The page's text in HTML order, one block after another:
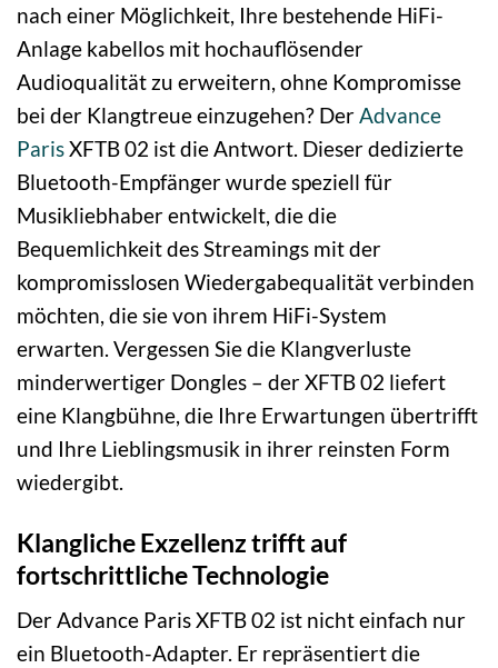
nach einer Möglichkeit, Ihre bestehende HiFi-
Anlage kabellos mit hochauflösender
Audioqualität zu erweitern, ohne Kompromisse
bei der Klangtreue einzugehen? DerAdvance
ParisXFTB 02 ist die Antwort. Dieser dedizierte
Bluetooth-Empfänger wurde speziell für
Musikliebhaber entwickelt, die die
Bequemlichkeit des Streamings mit der
kompromisslosen Wiedergabequalität verbinden
möchten, die sie von ihrem HiFi-System
erwarten. Vergessen Sie die Klangverluste
minderwertiger Dongles – der XFTB 02 liefert
eine Klangbühne, die Ihre Erwartungen übertrifft
und Ihre Lieblingsmusik in ihrer reinsten Form
wiedergibt.
Klangliche Exzellenz trifft auf
fortschrittliche Technologie
Der Advance Paris XFTB 02 ist nicht einfach nur
ein Bluetooth-Adapter. Er repräsentiert die